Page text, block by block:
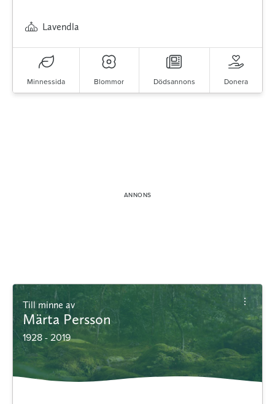
Lavendla
Minnessida Blommor Dödsannons Donera
Till minne av
Märta Persson
1928 - 2019